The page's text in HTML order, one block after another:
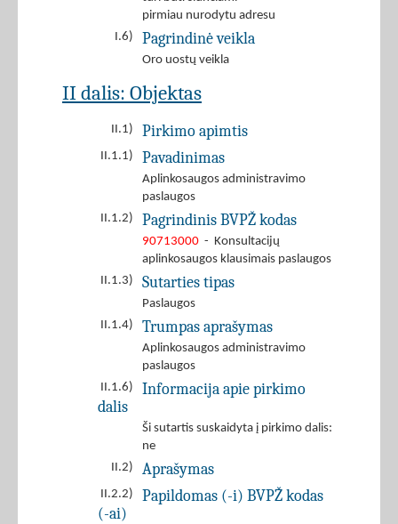
pirmiau nurodytu adresu
I.6)
Pagrindinė veikla
Oro uostų veikla
II dalis: Objektas
II.1) Pirkimo apimtis
II.1.1) Pavadinimas
Aplinkosaugos administravimo
paslaugos
II.1.2)
Pagrindinis BVPŽ kodas
90713000 - Konsultacijų
aplinkosaugos klausimais paslaugos
II.1.3)
Sutarties tipas
Paslaugos
II.1.4)
Trumpas aprašymas
Aplinkosaugos administravimo
paslaugos
II.1.6)
Informacija apie pirkimo
dalis
Ši sutartis suskaidyta į pirkimo dalis:
ne
II.2)
Aprašymas
II.2.2)
Papildomas (-i) BVPŽ kodas
(-ai)